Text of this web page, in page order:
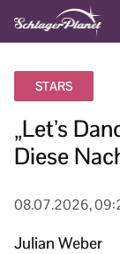
STARS
„Let’s
Diese
08.07.2026,
Julian Weber